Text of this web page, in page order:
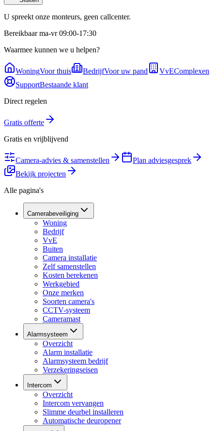
U spreekt onze monteurs, geen callcenter.
Bereikbaar ma-vr 09:00-17:30
Waarmee kunnen we u helpen?
WoningVoor thuis BedrijfVoor uw pand VvEComplexen
SupportBestaande klant
Direct regelen
Gratis offerte
Gratis en vrijblijvend
Camera-advies & samenstellen
Plan adviesgesprek
Bekijk projecten
Alle pagina's
Camerabeveiliging
Woning
Bedrijf
VvE
Buiten
Camera installatie
Zelf samenstellen
Kosten berekenen
Werkgebied
Onze merken
Soorten camera's
CCTV-systeem
Cameramast
Alarmsysteem
Overzicht
Alarm installatie
Alarmsysteem bedrijf
Verzekeringseisen
Intercom
Overzicht
Intercom vervangen
Slimme deurbel installeren
Automatische deuropener